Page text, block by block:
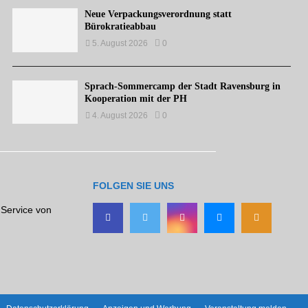
Neue Verpackungsverordnung statt
Bürokratieabbau
5. August 2026 0
Sprach-Sommercamp der Stadt Ravensburg in
Kooperation mit der PH
4. August 2026 0
von
FOLGEN SIE UNS